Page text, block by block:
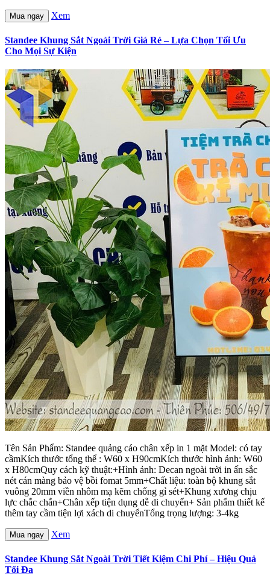
Mua ngay Xem
Standee Khung Sắt Ngoài Trời Giá Rẻ – Lựa Chọn Tối Ưu
Cho Mọi Sự Kiện
Tên Sản Phẩm: Standee quảng cáo chân xếp in 1 mặt Model: có tay
cầmKích thước tổng thể : W60 x H90cmKích thước hình ảnh: W60
x H80cmQuy cách kỹ thuật:+Hình ảnh: Decan ngoài trời in ấn sắc
nét cán màng bảo vệ bồi fomat 5mm+Chất liệu: toàn bộ khung sắt
vuông 20mm viền nhôm mạ kẽm chống gỉ sét+Khung xương chịu
lực chắc chắn+Chân xếp tiện dụng dễ di chuyển+ Sản phẩm thiết kế
thêm tay cầm tiện lợi xách di chuyểnTổng trọng lượng: 3-4kg
Mua ngay Xem
Standee Khung Sắt Ngoài Trời Tiết Kiệm Chi Phí – Hiệu Quả
Tối Đa